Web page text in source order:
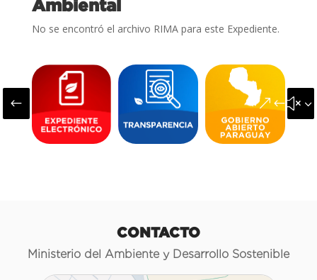
Ambiental
No se encontró el archivo RIMA para este Expediente.
#
CONTACTO
Ministerio del Ambiente y Desarrollo Sostenible